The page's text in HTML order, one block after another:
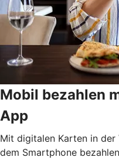
Mobil bezahlen
App
Mit digitalen Karten in der
dem Smartphone